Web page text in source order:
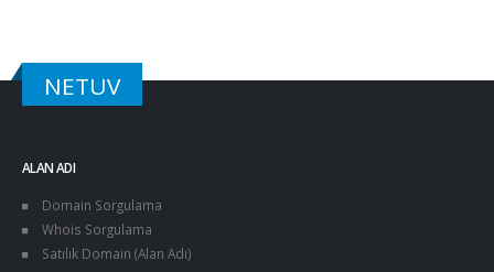
NETUV
ALAN ADI
Domain Sorgulama
Whois Sorgulama
Satılık Domain (Alan Adı)